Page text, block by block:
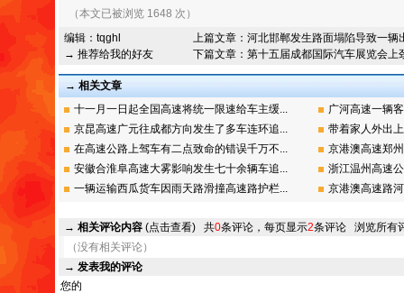
（本文已被浏览 1648 次）
编辑： tqghl
→ 推荐给我的好友
上篇文章： 河北邯郸发生路面塌陷导致一辆
下篇文章： 第十五届成都国际汽车展览会上
→ 相关文章
十一月一日起全国高速将统一限速给车主缓...
广河高速一辆
京昆高速广元往成都方向发生了多车连环追...
带着家人外出
在高速公路上驾车有二点致命的错误千万不...
京港澳高速郑
安徽合淮阜高速大雾影响发生七十余辆车追...
浙江温州高速
一辆运输西瓜货车因雨天路滑撞高速路护栏...
京港澳高速路
→ 相关评论内容 (点击查看) 共0条评论，每页显示2条评论 浏览所有
（没有相关评论）
→ 发表我的评论
您的